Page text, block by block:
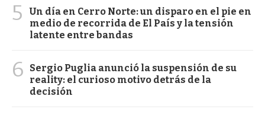
5
Un día en Cerro Norte: un disparo en el pie en
medio de recorrida de El País y la tensión
latente entre bandas
6
Sergio Puglia anunció la suspensión de su
reality: el curioso motivo detrás de la
decisión